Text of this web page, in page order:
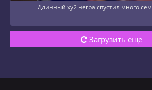
Длинный хуй негра спустил много
Загрузить еще